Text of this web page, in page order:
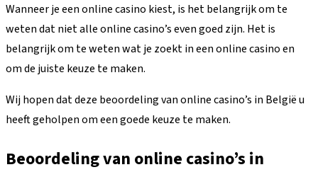
Wanneer je een online casino kiest, is het belangrijk om te
weten dat niet alle online casino’s even goed zijn. Het is
belangrijk om te weten wat je zoekt in een online casino en
om de juiste keuze te maken.
Wij hopen dat deze beoordeling van online casino’s in België u
heeft geholpen om een goede keuze te maken.
Beoordeling van online casino’s in